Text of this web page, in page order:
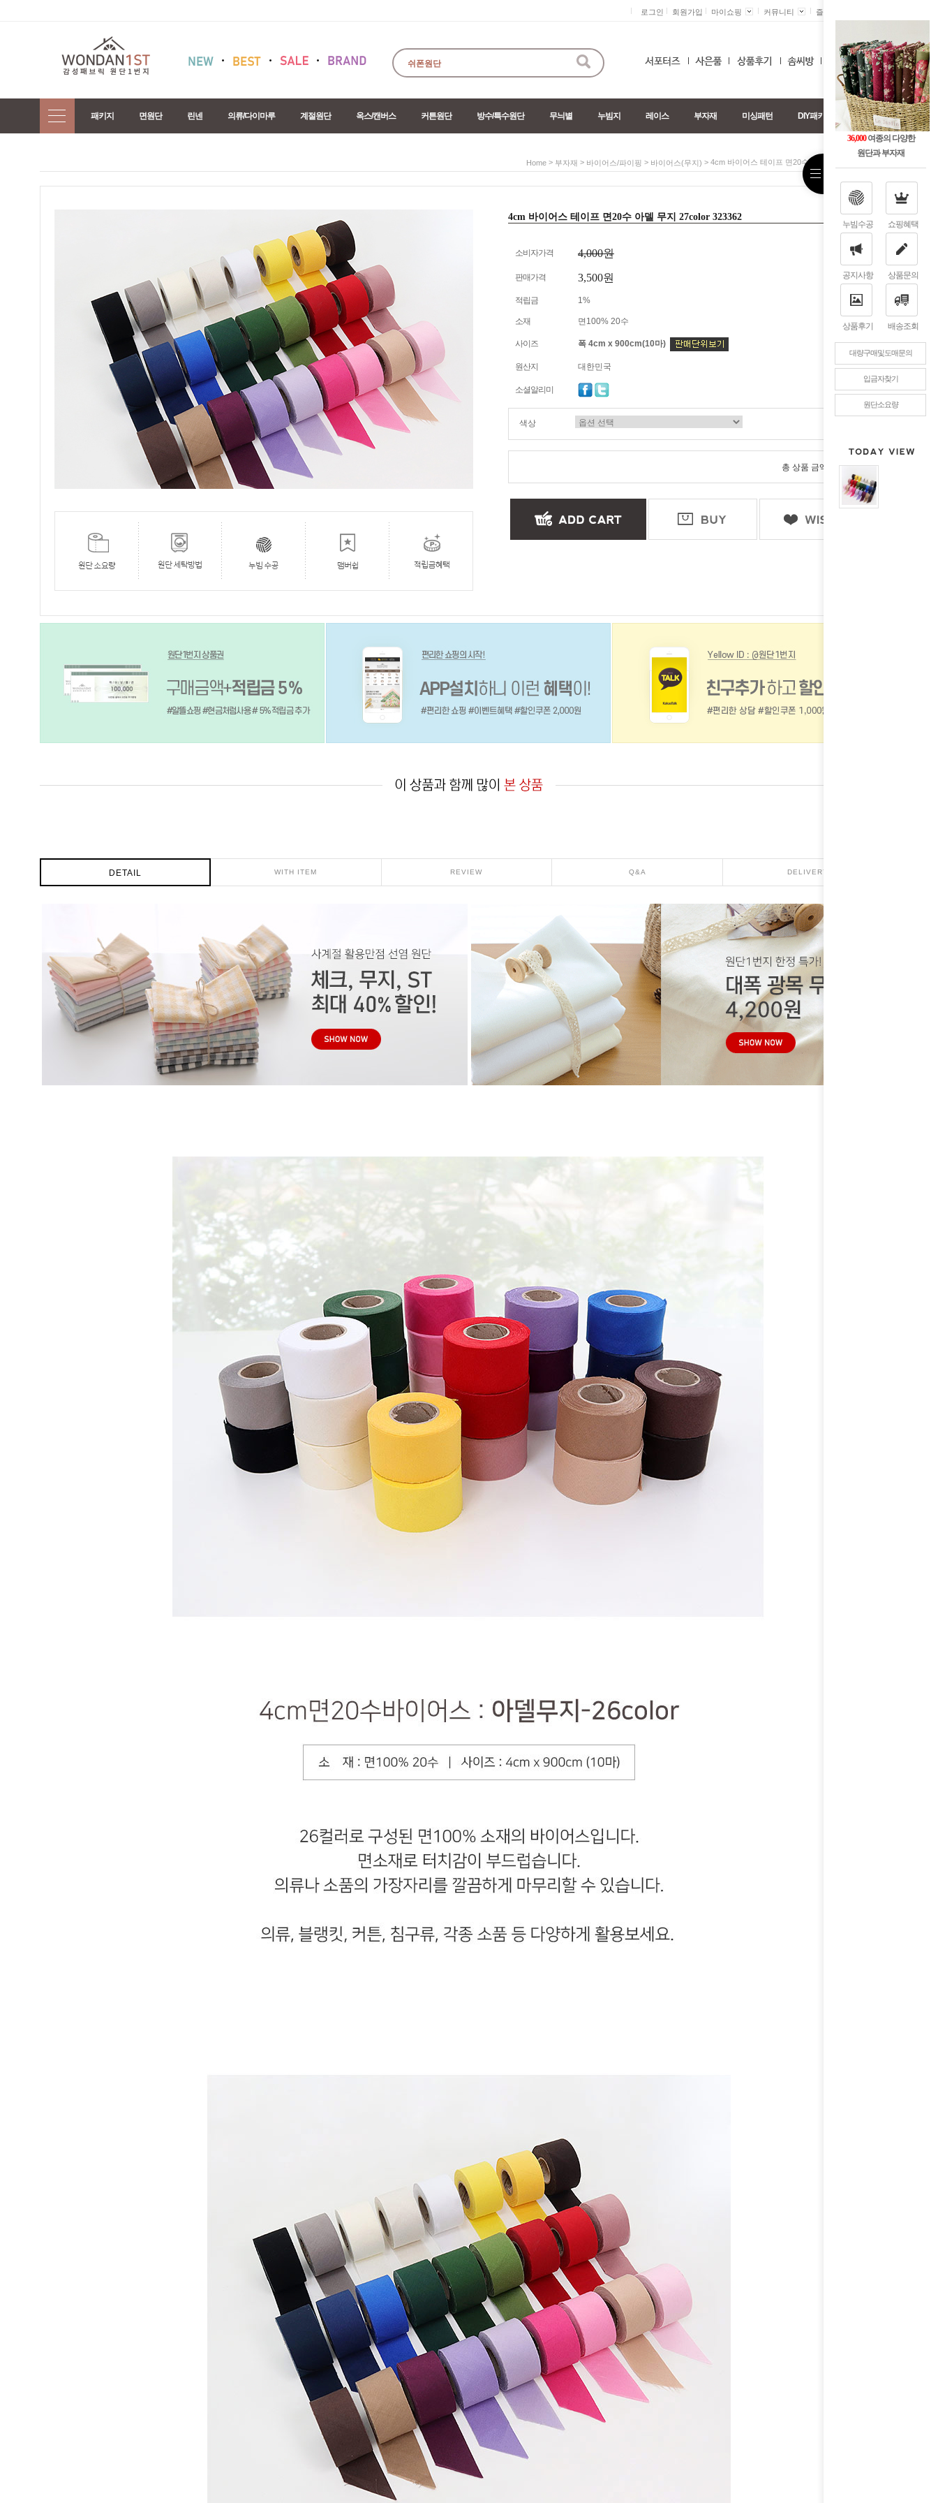
36,000여종의 다양한
원단과 부자재
누빔수공 쇼핑혜택
공지사항 상품문의
상품후기 배송조회
대량구매및도매문의
입금자찾기
원단소요량
로그인 회원가입 마이쇼핑 커뮤니티 즐겨찾기 +
0
패키지 면원단 린넨 의류/다이마루 계절원단 옥스/캔버스 커튼원단 방수/특수원단 무늬별 누빔지 레이스 부자재 미싱패턴 DIY패키지
Home > 부자재 > 바이어스/파이핑 > 바이어스(무지) > 4cm 바이어스 테이프 면20수 아델 무지 27color 323362
4cm 바이어스 테이프 면20수 아델 무지 27color 323362
소비자가격 4,000원
판매가격 3,500원
적립금 1%
소재 면100% 20수
사이즈 폭 4cm x 900cm(10마)
원산지 대한민국
소셜알리미
색상
총 상품 금액 원
DETAIL WITH ITEM REVIEW Q&A DELIVERY